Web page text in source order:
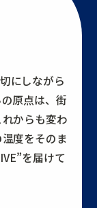
にしながら
原点は、街
からも変わ
度をそのま
を届けて